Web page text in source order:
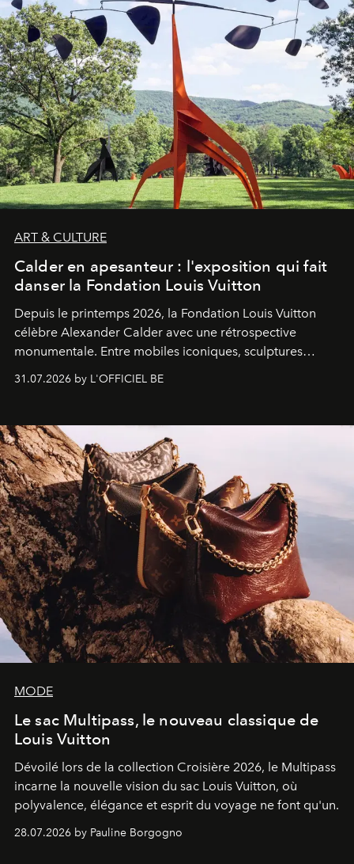
ART & CULTURE
Calder en apesanteur : l'exposition qui fait
danser la Fondation Louis Vuitton
Depuis le printemps 2026, la Fondation Louis Vuitton
célèbre Alexander Calder avec une rétrospective
monumentale. Entre mobiles iconiques, sculptures
américain investit les espaces imaginés par Frank Gehry
sculpture.
31.07.2026 by L'OFFICIEL BE
MODE
Le sac Multipass, le nouveau classique de
Louis Vuitton
Dévoilé lors de la collection Croisière 2026, le Multipass
incarne la nouvelle vision du sac Louis Vuitton, où
polyvalence, élégance et esprit du voyage ne font qu'un.
28.07.2026 by Pauline Borgogno